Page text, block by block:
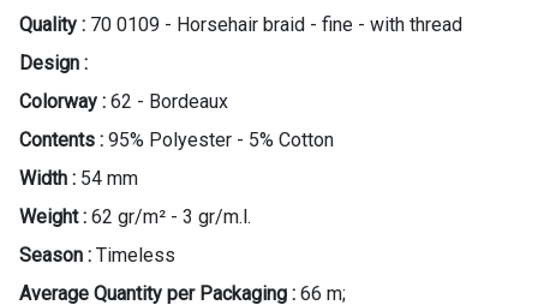
Quality : 70 0109 - Horsehair braid - fine - with thread
Design :
Colorway : 62 - Bordeaux
Contents : 95% Polyester - 5% Cotton
Width : 54 mm
Weight : 62 gr/m² - 3 gr/m.l.
Season : Timeless
Average Quantity per Packaging : 66 m;